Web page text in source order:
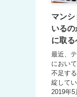
マン
いる
に取
最近、
におい
不足す
綻して
2019年5